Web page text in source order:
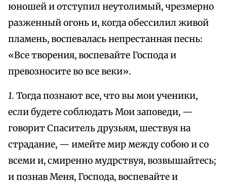
юношей и отступил неутолимый, чрезмерно
разженный огонь и, когда обессилил живой
пламень, воспевалась непрестанная песнь:
«Все творения, воспевайте Господа и
превозносите во все веки».
1. Тогда познают все, что вы мои ученики,
если будете соблюдать Мои заповеди, —
говорит Спаситель друзьям, шествуя на
страдание, — имейте мир между собою и со
всеми и, смиренно мудрствуя, возвышайтесь;
и познав Меня, Господа, воспевайте и